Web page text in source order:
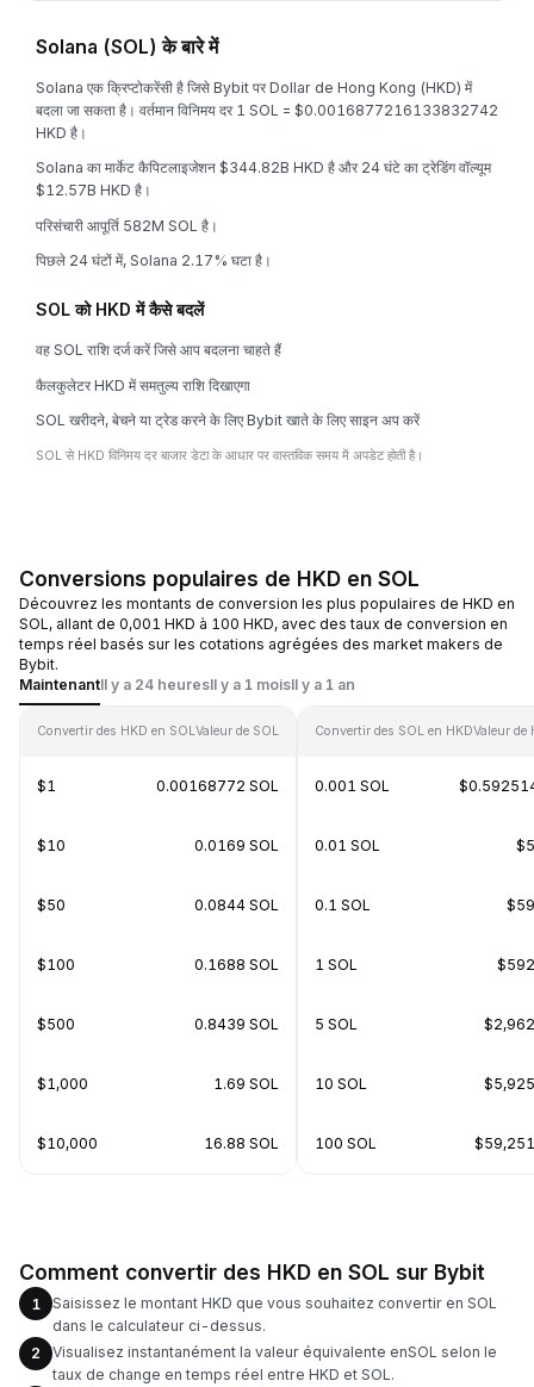
Solana (SOL) के बारे में
Solana एक क्रिप्टोकरेंसी है जिसे Bybit पर Dollar de Hong Kong (HKD) में
बदला जा सकता है। वर्तमान विनिमय दर 1 SOL = $0.0016877216133832742
HKD है।
Solana का मार्केट कैपिटलाइजेशन $344.82B HKD है और 24 घंटे का ट्रेडिंग वॉल्यूम
$12.57B HKD है।
परिसंचारी आपूर्ति 582M SOL है।
पिछले 24 घंटों में, Solana 2.17% घटा है।
SOL को HKD में कैसे बदलें
वह SOL राशि दर्ज करें जिसे आप बदलना चाहते हैं
कैलकुलेटर HKD में समतुल्य राशि दिखाएगा
SOL खरीदने, बेचने या ट्रेड करने के लिए Bybit खाते के लिए साइन अप करें
SOL से HKD विनिमय दर बाजार डेटा के आधार पर वास्तविक समय में अपडेट होती है।
Conversions populaires de HKD en SOL
Découvrez les montants de conversion les plus populaires de HKD en
SOL, allant de 0,001 HKD à 100 HKD, avec des taux de conversion en
temps réel basés sur les cotations agrégées des market makers de
Bybit.
MaintenantIl y a 24 heuresIl y a 1 moisIl y a 1 an
Convertir des HKD en SOLValeur de SOL
$1 0.00168772 SOL
$10 0.0169 SOL
$50 0.0844 SOL
$100 0.1688 SOL
$500 0.8439 SOL
$1,000 1.69 SOL
$10,000 16.88 SOL
Convertir des SOL en HKDValeur de
0.001 SOL
0.01 SOL
0.1 SOL
1 SOL
5 SOL
10 SOL
100 SOL
Comment convertir des HKD en SOL sur Bybit
1
Saisissez le montant HKD que vous souhaitez convertir en SOL
dans le calculateur ci-dessus.
2
Visualisez instantanément la valeur équivalente enSOL selon le
taux de change en temps réel entre HKD et SOL.